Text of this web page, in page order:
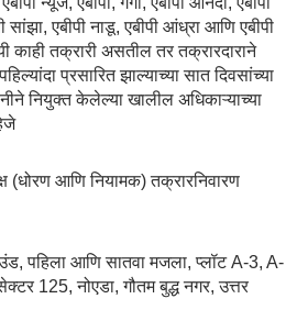
सांझा, एबीपी नाडू, एबीपी आंध्रा आणि एबीपी
काही तक्रारी असतील तर तक्रारदाराने
प्रसारित झाल्याच्या सात दिवसांच्या
नियुक्त केलेल्या खालील अधिकाऱ्याच्या
(धोरण आणि नियामक) तक्रारनिवारण
पहिला आणि सातवा मजला, प्लॉट A-3, A-
125, नोएडा, गौतम बुद्ध नगर, उत्तर